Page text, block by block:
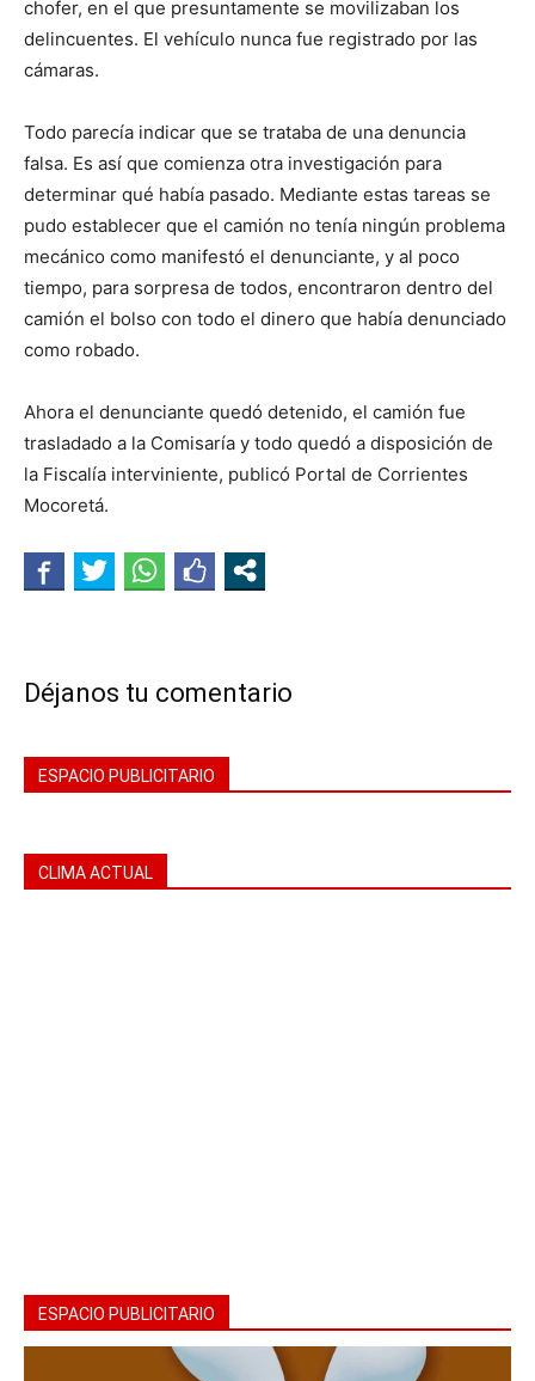
chofer, en el que presuntamente se movilizaban los
delincuentes. El vehículo nunca fue registrado por las
cámaras.
Todo parecía indicar que se trataba de una denuncia
falsa. Es así que comienza otra investigación para
determinar qué había pasado. Mediante estas tareas se
pudo establecer que el camión no tenía ningún problema
mecánico como manifestó el denunciante, y al poco
tiempo, para sorpresa de todos, encontraron dentro del
camión el bolso con todo el dinero que había denunciado
como robado.
Ahora el denunciante quedó detenido, el camión fue
trasladado a la Comisaría y todo quedó a disposición de
la Fiscalía interviniente, publicó Portal de Corrientes
Mocoretá.
Déjanos tu comentario
ESPACIO PUBLICITARIO
CLIMA ACTUAL
ESPACIO PUBLICITARIO